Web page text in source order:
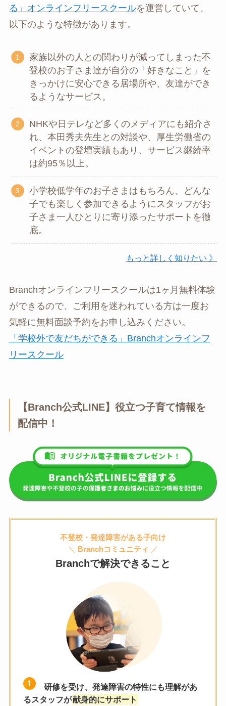
る」オンラインフリースクールを運営していて、
以下のような特徴があります。
家族以外の人との関わりが減ってしまった不
登校のお子さま達が自分の「好きなこと」を
きっかけに安心できる居場所や、友達ができ
るようなサービス。
NHKや日テレなど多くのメディアにも紹介さ
れ、本田秀夫先生との対談や、厚生労働省の
イベントの登壇実績もあり、サービス継続率
は約95％以上。
小学校低学年のお子さまはもちろん、どんな
子でも楽しく参加できるようにスタッフがお
子さま一人ひとりに寄り添ったサポートを徹
底。
もっと詳しく知りたい 》
Branchオンラインフリースクールは1ヶ月無料体験
ができるので、ご利用を迷われている方は一度お
気軽に無料面談予約をお申し込みください。
「学校外で友だちができる」Branchオンラインフ
リースクール
【Branch公式LINE】役立つ子育て情報を
配信中！
不登校・発達障害がある子向け
＼
Branchコミュニティ ／
Branchで解決できること
研修を受け、発達障害の特性にも理解があ
るスタッフが献身的にサポート